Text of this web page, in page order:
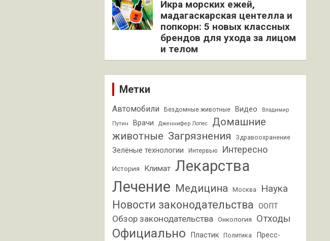
Икра морских ежей,
мадагаскарская центелла и
попкорн: 5 новых классных
брендов для ухода за лицом
и телом
Метки
Автомобили Бездомные животные Видео Владимир
Путин Врачи Дженнифер Лопес
Домашние
животные Загрязнения Здравоохранение
Зелёные технологии Интервью Интересно
История Климат Лекарства
Лечение Медицина Москва Наука
Новости законодательства ООПТ
Обзор законодательства Онкология Отходы
Официально Пластик Политика
Пресс-